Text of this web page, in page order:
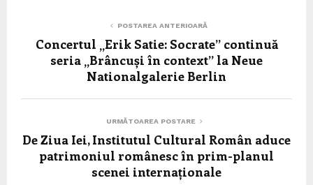
POSTAREA ANTERIOARĂ
Concertul „Erik Satie: Socrate” continuă
seria „Brâncuși în context” la Neue
Nationalgalerie Berlin
URMĂTOAREA POSTARE
De Ziua Iei, Institutul Cultural Român aduce
patrimoniul românesc în prim-planul
scenei internaționale